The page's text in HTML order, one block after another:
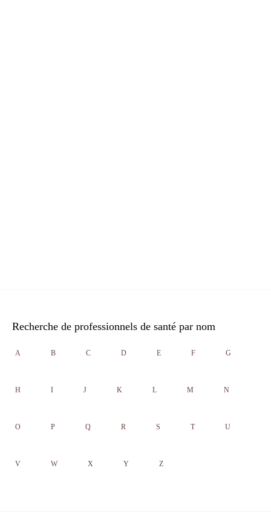
Recherche de professionnels de santé par nom
A B C D E F G
H I J K L M N
O P Q R S T U
V W X Y Z